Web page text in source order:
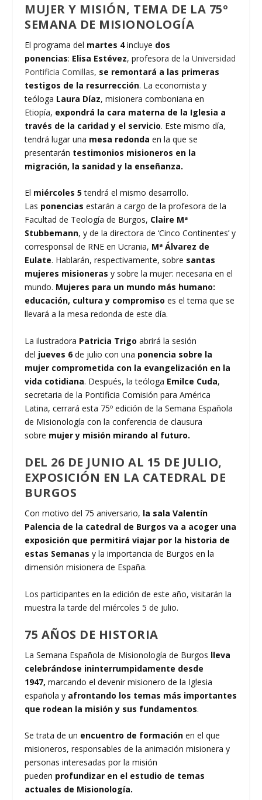
MUJER Y MISIÓN, TEMA DE LA 75º
SEMANA DE MISIONOLOGÍA
El programa del martes 4incluye dos
ponencias: Elisa Estévez, profesora de laUniversidad
Pontificia Comillas, se remontará a las primeras
testigos de la resurrección. La economista y
teóloga Laura Díaz, misionera comboniana en
Etiopía, expondrá la cara materna de la Iglesia a
través de la caridad y el servicio. Este mismo día,
tendrá lugar una mesa redonda en la que se
presentarán testimonios misioneros en la
migración, la sanidad y la enseñanza.
El miércoles 5 tendrá el mismo desarrollo.
Las ponencias estarán a cargo de la profesora de la
Facultad de Teología de Burgos, Claire Mª
Stubbemann, y de la directora de ‘Cinco Continentes’ y
corresponsal de RNE en Ucrania, Mª Álvarez de
Eulate. Hablarán, respectivamente, sobre santas
mujeres misioneras y sobre la mujer: necesaria en el
mundo. Mujeres para un mundo más humano:
educación, cultura y compromiso es el tema que se
llevará a la mesa redonda de este día.
La ilustradora Patricia Trigo abrirá la sesión
del jueves 6 de julio con una ponencia sobre la
mujer comprometida con la evangelización en la
vida cotidiana. Después, la teóloga Emilce Cuda,
secretaria de la Pontificia Comisión para América
Latina, cerrará esta 75º edición de la Semana Española
de Misionología con la conferencia de clausura
sobre mujer y misión mirando al futuro.
DEL 26 DE JUNIO AL 15 DE JULIO,
EXPOSICIÓN EN LA CATEDRAL DE
BURGOS
Con motivo del 75 aniversario, la sala Valentín
Palencia de la catedral de Burgos va a acoger una
exposición que permitirá viajar por la historia de
estas Semanas y la importancia de Burgos en la
dimensión misionera de España.
Los participantes en la edición de este año, visitarán la
muestra la tarde del miércoles 5 de julio.
75 AÑOS DE HISTORIA
La Semana Española de Misionología de Burgos lleva
celebrándose ininterrumpidamente desde
1947, marcando el devenir misionero de la Iglesia
española y afrontando los temas más importantes
que rodean la misión y sus fundamentos.
Se trata de un encuentro de formación en el que
misioneros, responsables de la animación misionera y
personas interesadas por la misión
pueden profundizar en el estudio de temas
actuales de Misionología.